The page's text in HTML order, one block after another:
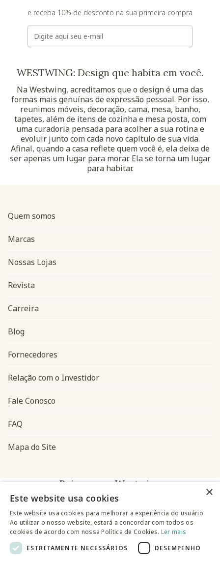
e receba 10% de desconto na sua primeira compra
E-mail
WESTWING: Design que habita em você.
Na Westwing, acreditamos que o design é uma das
formas mais genuínas de expressão pessoal. Por isso,
reunimos móveis, decoração, cama, mesa, banho,
tapetes, além de itens de cozinha e mesa posta, com
uma curadoria pensada para acolher a sua rotina e
evoluir junto com cada novo capítulo de sua vida.
Afinal, quando a casa reflete quem você é, ela deixa de
ser apenas um lugar para morar. Ela se torna um lugar
para habitar.
Navegação do rodapé
Quem somos
Marcas
Nossas Lojas
Revista
Carreira
Blog
Fornecedores
Relação com o Investidor
Fale Conosco
FAQ
Mapa do Site
Baixe o app Westwing
×
Este website usa cookies
Este website usa cookies para melhorar a experiência do usuário.
Ao utilizar o nosso website, estará a concordar com todos os
cookies de acordo com nossa Política de Cookies. Ler mais
ESTRITAMENTE NECESSÁRIOS
DESEMPENHO